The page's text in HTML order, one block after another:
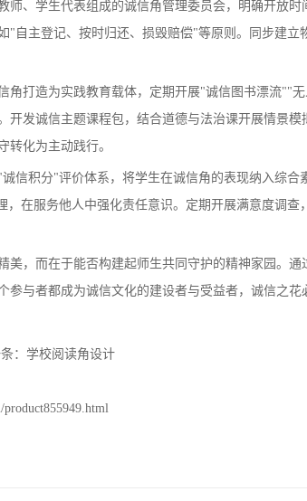
、学生代表组成的诚信角管理委员会，明确开放时
"自主登记、按时归还、损毁赔偿"等原则。同步建
打造为实践教育载体，定期开展"诚信图书漂流""
开发诚信主题课程包，结合道德与法治课开展情景
转化为主动践行。
积分"评价体系，将学生在诚信角的表现纳入综合
，在服务他人中强化责任意识。定期开展满意度调
，而在于能否构建起师生共同守护的精神家园。通
参与者都成为诚信文化的建设者与受益者，诚信之花
： 学校阅读角设计